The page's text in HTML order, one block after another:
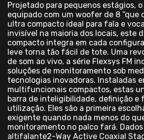
Projetado para pequenos estágios, o
equipado com um woofer de 8 “que
ultra compacto ideal para fala e
invisível na maioria dos locais, este
compacto integra em cada
leve torna tão fácil de tote. Uma
de som ao vivo, a série Flexsys FM
soluções de monitoramento sob
tecnologias inovadoras. Instaladas
multifuncionais compactos, estas
barra de inteligibilidade, definição e
utilização. Eles são a primeira
exigente quando nada menos do
monitoramento no palco fará.
altifalante2-Way Active Coaxial